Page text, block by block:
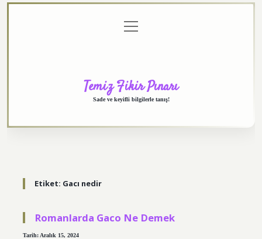
menüyü
aç
Temiz Fikir Pınarı
Sade ve keyifli bilgilerle tanış!
Etiket: Gacı nedir
Romanlarda Gaco Ne Demek
Tarih: Aralık 15, 2024